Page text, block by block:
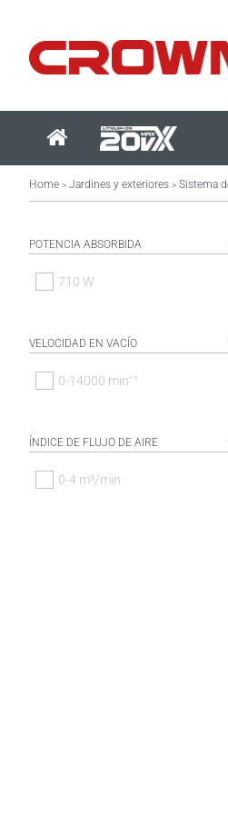
Home > Jardines y exteriores > Sistema
POTENCIA ABSORBIDA
710 W
VELOCIDAD EN VACÍO
0-14000 minˉ¹
ÍNDICE DE FLUJO DE AIRE
0-4 m³/min